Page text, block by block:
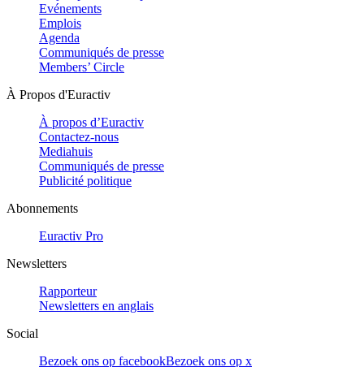
Evénements
Emplois
Agenda
Communiqués de presse
Members’ Circle
À Propos d'Euractiv
À propos d’Euractiv
Contactez-nous
Mediahuis
Communiqués de presse
Publicité politique
Abonnements
Euractiv Pro
Newsletters
Rapporteur
Newsletters en anglais
Social
Bezoek ons op facebookBezoek ons op x